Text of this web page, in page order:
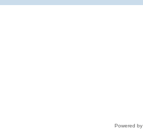
Powered by